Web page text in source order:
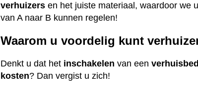
verhuizers en het juiste materiaal, waardoor we
van A naar B kunnen regelen!
Waarom u voordelig kunt
Denkt u dat het inschakelen van een
kosten? Dan vergist u zich!